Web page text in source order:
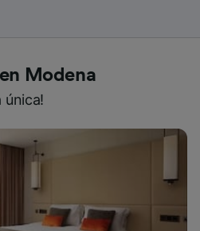
Modena
única!